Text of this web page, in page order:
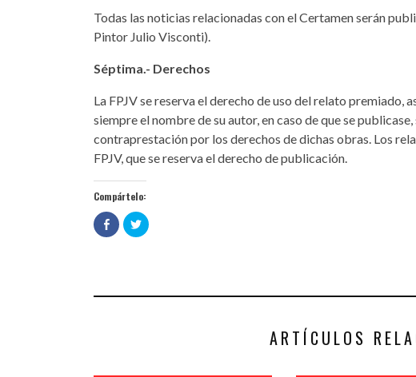
Todas las noticias relacionadas con el Certamen serán
Pintor Julio Visconti).
Séptima.- Derechos
La FPJV se reserva el derecho de uso del relato premiado,
siempre el nombre de su autor, en caso de que se
contraprestación por los derechos de dichas obras. Los
FPJV, que se reserva el derecho de publicación.
Compártelo:
Haz
clic
para
en
Haz
clic
en
ARTÍCULOS